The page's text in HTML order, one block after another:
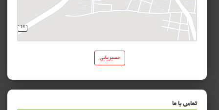
مسیریابی
تماس با ما